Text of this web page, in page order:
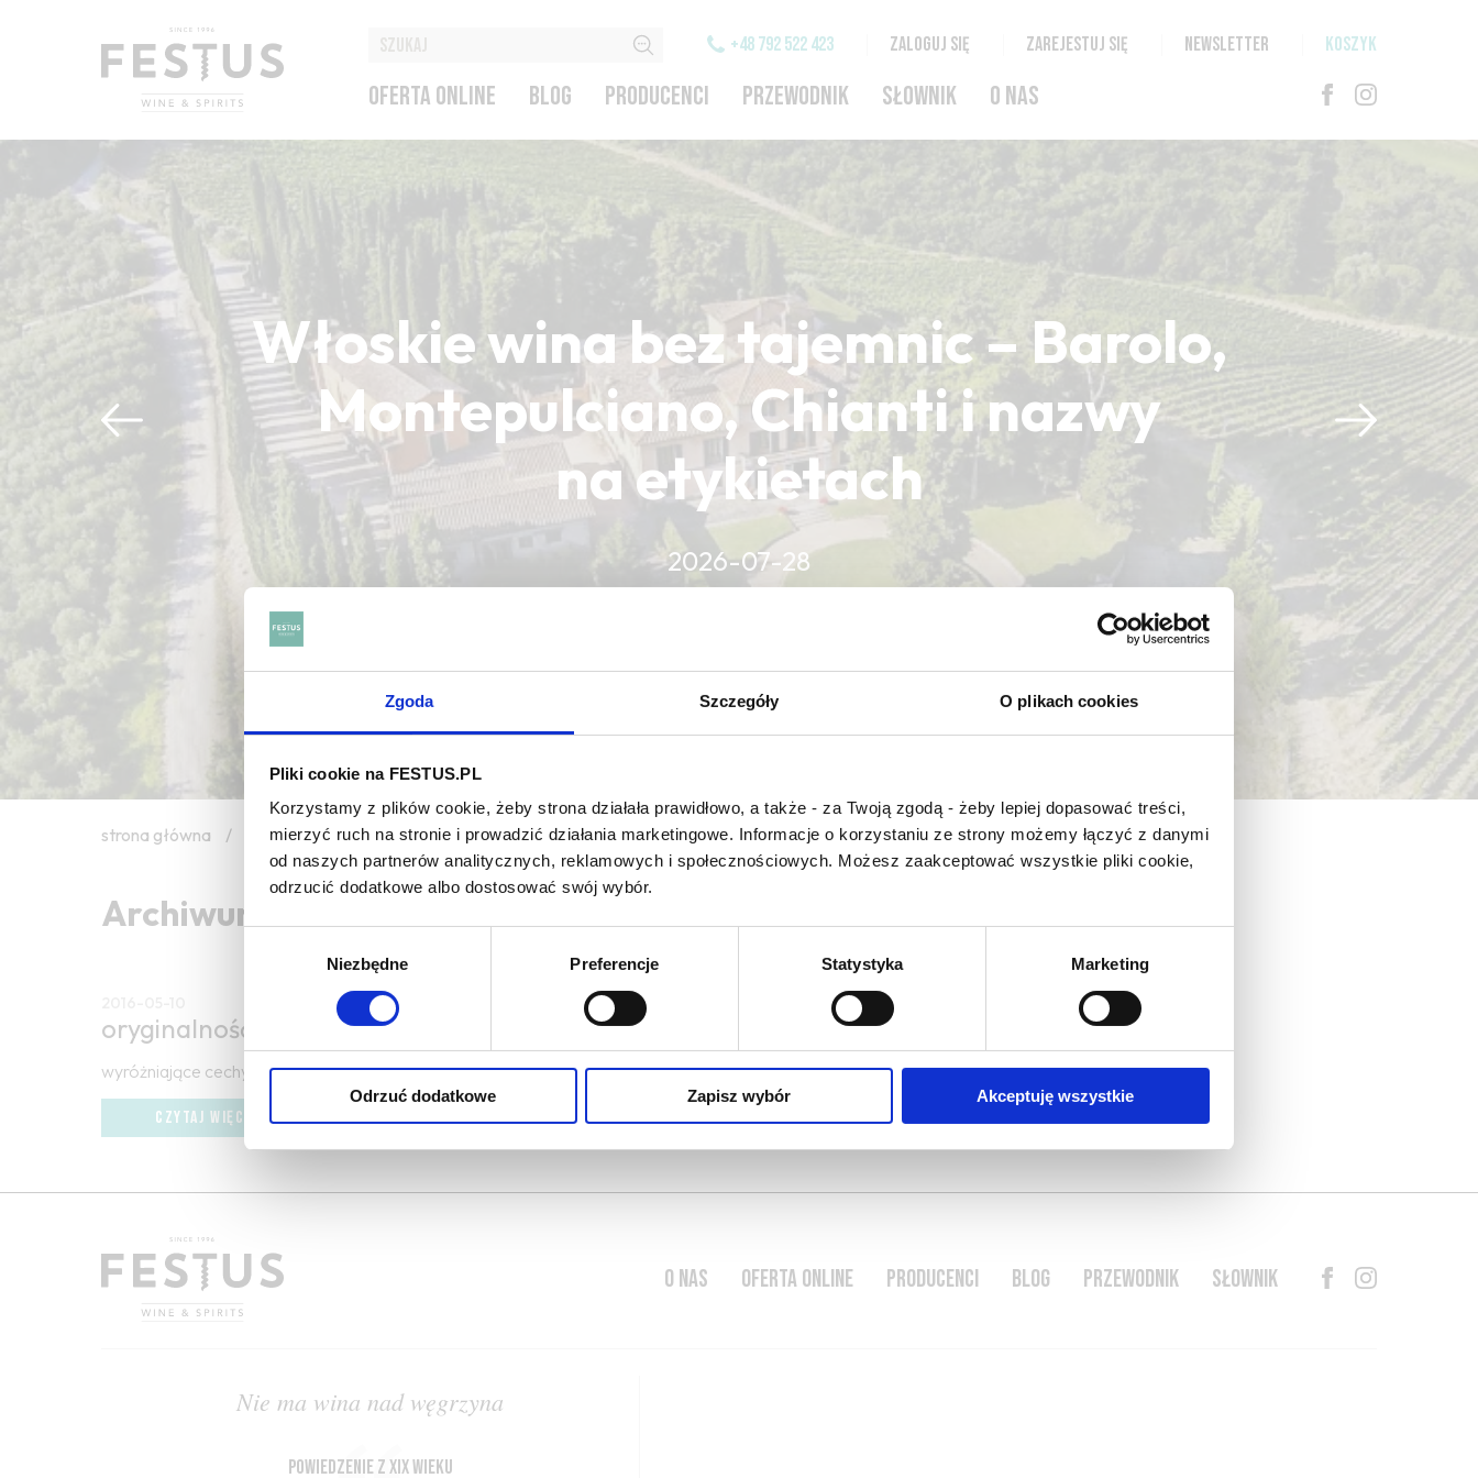
Zgoda Szczegóły O plikach cookies
Pliki cookie na FESTUS.PL
Korzystamy z plików cookie, żeby strona działała prawidłowo, a także - za Twoją zgodą - żeby lepiej dopasować treści,
mierzyć ruch na stronie i prowadzić działania marketingowe. Informacje o korzystaniu ze strony możemy łączyć z danymi
od naszych partnerów analitycznych, reklamowych i społecznościowych. Możesz zaakceptować wszystkie pliki cookie,
odrzucić dodatkowe albo dostosować swój wybór.
Niezbędne Preferencje Statystyka Marketing
Odrzuć dodatkowe Zapisz wybór Akceptuję wszystkie
+48 792 522 423 ZALOGUJ SIĘ ZAREJESTUJ SIĘ NEWSLETTER KOSZYK
OFERTA ONLINE BLOG PRODUCENCI PRZEWODNIK SŁOWNIK O NAS
Włoskie wina bez tajemnic – Barolo,
Montepulciano, Chianti i nazwy
na etykietach
2026-07-28
CZYTAJ WIĘCEJ
CZYTAJ WIĘCEJ
strona główna / originalité
Archiwum wpisów tagu: originalité
oryginalność
wyróżniające cechy umożliwiające identyfikację wina
CZYTAJ WIĘCEJ
O NAS OFERTA ONLINE PRODUCENCI BLOG PRZEWODNIK SŁOWNIK
Nie ma wina nad węgrzyna
powiedzenie z XIX wieku